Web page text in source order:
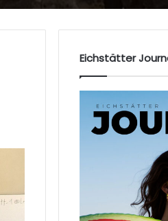
Eichstätter